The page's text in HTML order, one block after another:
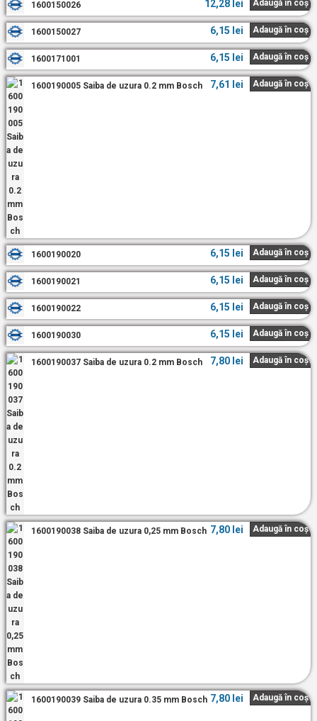
1600150026 12,28 lei Adaugă în coș
1600150027 6,15 lei Adaugă în coș
1600171001 6,15 lei Adaugă în coș
1600190005 Saiba de uzura 0.2 mm Bosch 7,61 lei Adaugă în coș
1600190020 6,15 lei Adaugă în coș
1600190021 6,15 lei Adaugă în coș
1600190022 6,15 lei Adaugă în coș
1600190030 6,15 lei Adaugă în coș
1600190037 Saiba de uzura 0.2 mm Bosch 7,80 lei Adaugă în coș
1600190038 Saiba de uzura 0,25 mm Bosch 7,80 lei Adaugă în coș
1600190039 Saiba de uzura 0.35 mm Bosch 7,80 lei Adaugă în coș